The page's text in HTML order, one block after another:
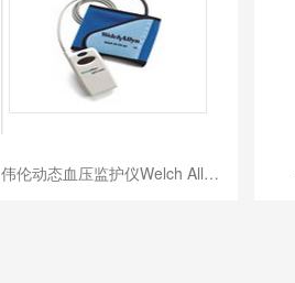
伟伦动态血压监护仪Welch All…